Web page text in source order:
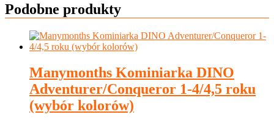
Podobne produkty
Manymonths Kominiarka DINO
Adventurer/Conqueror 1-4/4,5 roku
(wybór kolorów)